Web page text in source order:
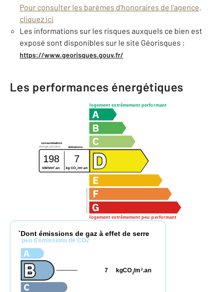
Pour consulter les barèmes d'honoraires de l'agence,
cliquez ici
Les informations sur les risques auxquels ce bien est
exposé sont disponibles sur le site Géorisques :
https://www.georisques.gouv.fr/
Les performances énergétiques
logement extrêmement performant
logement extrêmement peu performant
consommation
émissions
(énergie primaire)
198 7
kWh/m2.an kg CO2 /m2 .an
* Dont émissions de gaz à effet de serre
peu d'émissions de CO2
kgCO2/m 2.an
7